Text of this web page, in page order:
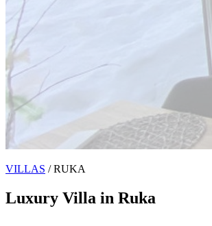
VILLAS / RUKA
Luxury Villa in Ruka